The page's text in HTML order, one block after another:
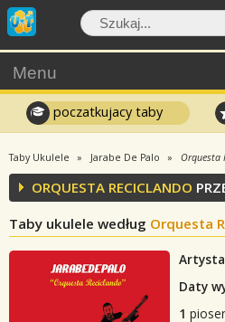
Menu
poczatkujacy taby
Taby Ukulele Jarabe De Palo Orquesta
ORQUESTA RECICLANDO
Taby ukulele według Orquesta
Daty
1